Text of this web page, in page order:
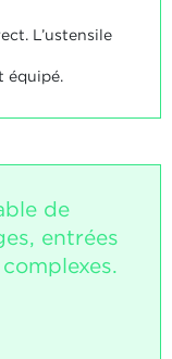
L’ustensile
équipé.
de
entrées